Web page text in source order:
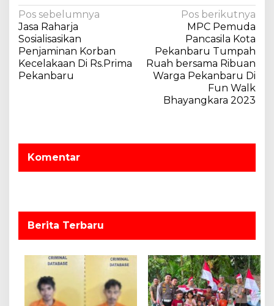
N
a
v
i
g
p
o
Pos sebelumnya
Jasa Raharja
Sosialisasikan
Penjaminan Korban
Kecelakaan Di Rs.Prima
Pekanbaru
Pos berikutnya
MPC Pemuda
Pancasila Kota
Pekanbaru Tumpah
Ruah bersama Ribuan
Warga Pekanbaru Di
Fun Walk
Bhayangkara 2023
Komentar
Berita Terbaru